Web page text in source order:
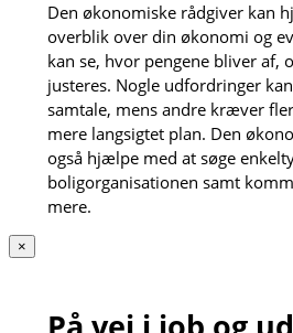
Den økonomiske rådgiver kan
overblik over din økonomi og
kan se, hvor pengene bliver af,
justeres. Nogle udfordringer
samtale, mens andre kræver
mere langsigtet plan. Den
også hjælpe med at søge
boligorganisationen samt
mere.
×